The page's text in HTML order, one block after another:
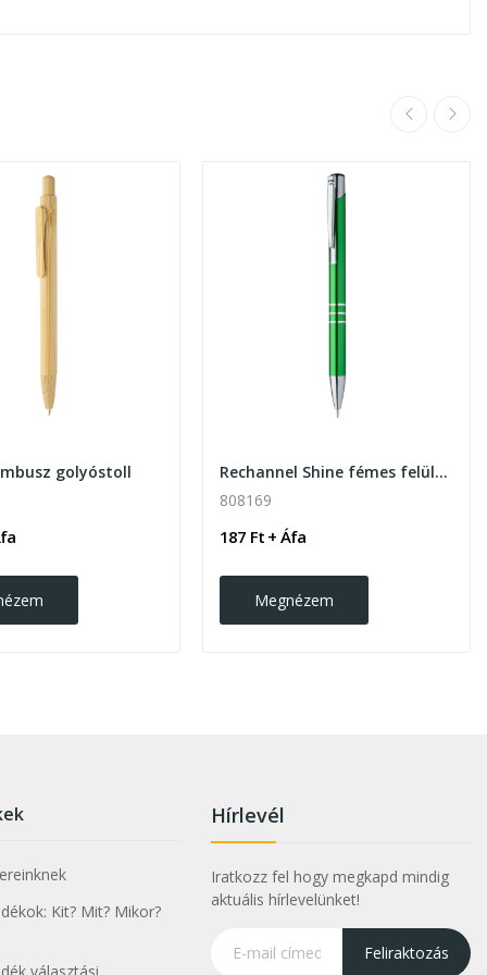
golyóstoll
Rechannel Shine fémes felületű golyóstoll
808169
187 Ft + Áfa
Megnézem
Kit? Mit? Mikor?
választási
Hírlevél
Iratkozz fel hogy megkapd mindig
aktuális hírlevelünket!
Feliraktozás